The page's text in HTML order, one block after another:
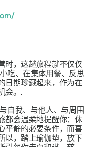
时，这趟旅程就不仅仅
吃、在集体用餐、反思
日期珍藏起来，作为在
会。.
自我、与他人、与周围
都会温柔地提醒你：休
平静的必要条件，而喜
以，踏上瑜伽垫，放下